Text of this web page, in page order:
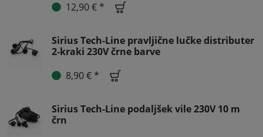
12,90 € *
Sirius Tech-Line pravljične lučke distributer
2-kraki 230V črne barve
8,90 € *
Sirius Tech-Line podaljšek vile 230V 10 m
črn